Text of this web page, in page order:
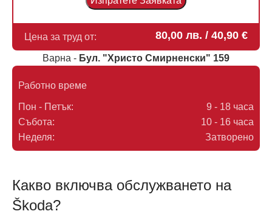
Какво включва обслужването на
Škoda?
Цена за труд от: 80,00 лв. / 40,90 €
Варна - Бул. "Христо Смирненски" 159
Работно време
Пон - Петък:
Събота:
Неделя:
9 - 18 часа
10 - 16 часа
Затворено